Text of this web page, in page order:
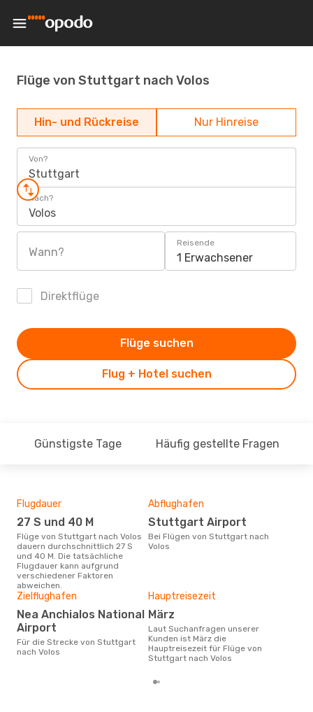
Flüge von Stuttgart nach Volos
Hin- und Rückreise Nur Hinreise
Von?
Stuttgart
Nach?
Volos
Wann?
Reisende
1 Erwachsener
Direktflüge
Flug + Hotel suchen
Flüge suchen
Günstigste Tage Häufig gestellte Fragen
Flugdauer
27 S und 40 M
Flüge von Stuttgart nach Volos
dauern durchschnittlich 27 S
und 40 M. Die tatsächliche
Flugdauer kann aufgrund
verschiedener Faktoren
abweichen.
Abflughafen
Stuttgart Airport
Bei Flügen von Stuttgart nach
Volos
Zielflughafen
Nea Anchialos National
Airport
Für die Strecke von Stuttgart
nach Volos
Hauptreisezeit
März
Laut Suchanfragen unserer
Kunden ist März die
Hauptreisezeit für Flüge von
Stuttgart nach Volos